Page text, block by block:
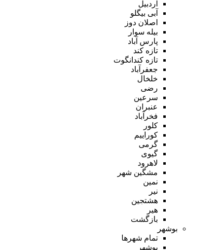
اردبیل
آبی بیگلو
اصلان دوز
بیله سوار
پارس آباد
تازه کند
تازه کندانگوت
جعفرآباد
خلخال
رضی
سرعین
عنبران
فخرآباد
کلور
کوراییم
گرمی
گیوی
لاهرود
مشگین شهر
نمین
نیر
هشتجین
هیر
بازگشت
بوشهر
تمام شهر‌ها
بوشهر